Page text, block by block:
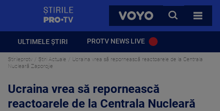
VOYO
CAUTA
TOATE
ULTIMELE ȘTIRI PROTV NEWS LIVE
Stirileprotv Știri Actuale
Ucraina vrea să repornească reactoarele de la Centrala
Nucleară Zaporojie
Ucraina vrea să repornească
reactoarele de la Centrala Nucleară